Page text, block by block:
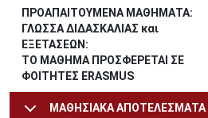
ΠΡΟΑΠΑΙΤΟΥΜΕΝΑ ΜΑΘΗΜΑΤΑ:
ΓΛΩΣΣΑ ΔΙΔΑΣΚΑΛΙΑΣ και
ΕΞΕΤΑΣΕΩΝ:
ΤΟ ΜΑΘΗΜΑ ΠΡΟΣΦΕΡΕΤΑΙ ΣΕ
ΦΟΙΤΗΤΕΣ ERASMUS
ΜΑΘΗΣΙΑΚΑ ΑΠΟΤΕΛΕΣΜΑΤΑ